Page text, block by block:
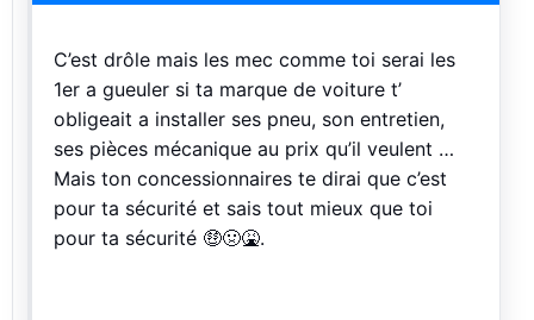
C’est drôle mais les mec comme toi serai les
1er a gueuler si ta marque de voiture t’
obligeait a installer ses pneu, son entretien,
ses pièces mécanique au prix qu’il veulent …
Mais ton concessionnaires te dirai que c’est
pour ta sécurité et sais tout mieux que toi
pour ta sécurité 🤑🤢🤮.